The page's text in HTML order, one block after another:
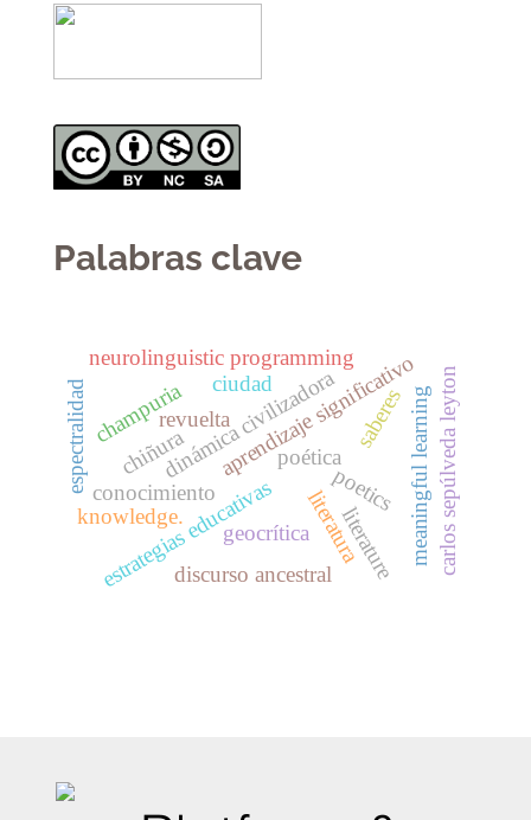
Palabras clave
aprendizaje significativo
estrategias educativas meaningful learning
neurolinguistic programming
poética
literatura
saberes
discurso ancestral
dinámica civilizadora
conocimiento poetics
literature
knowledge.
ciudad
geocrítica
revuelta carlos sepúlveda leyton
champuria
chiñura
espectralidad